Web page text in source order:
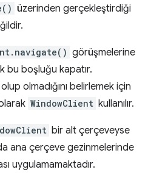
üzerinden gerçekleştirdiği
görüşmelerine
bu boşluğu kapatır.
olmadığını belirlemek için
WindowClient kullanılır.
bir alt çerçeveyse
ana çerçeve gezinmelerinde
uygulamamaktadır.